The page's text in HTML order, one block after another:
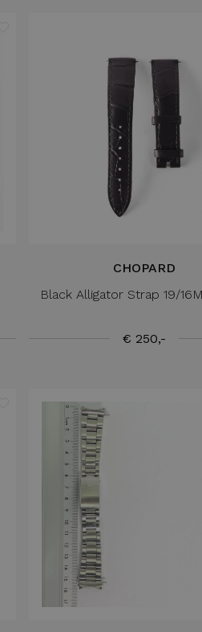
CHOPARD
Black Alligator Strap 19/
€ 250,-